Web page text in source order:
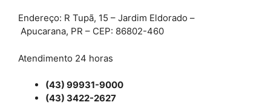
Endereço: R Tupã, 15 – Jardim Eldorado –
Apucarana, PR – CEP: 86802-460
Atendimento 24 horas
(43) 99931-9000
(43) 3422-2627